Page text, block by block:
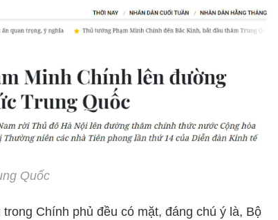
Quốc
Chính phủ đều có mặt, đáng chú ý là, Bộ